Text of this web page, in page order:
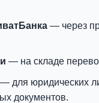
— через
— на складе
— для юридических
документов.